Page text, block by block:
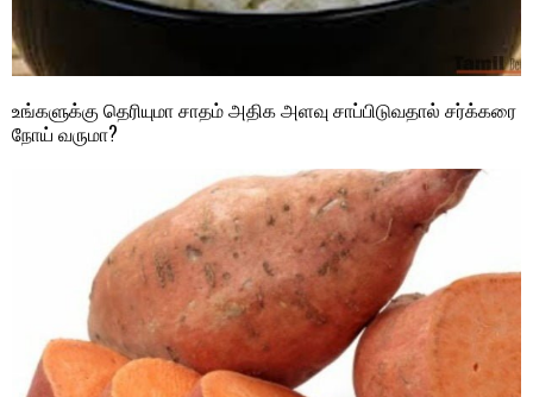
உங்களுக்கு தெரியுமா சாதம் அதிக அளவு சாப்பிடுவதால் சர்க்கரை
நோய் வருமா?